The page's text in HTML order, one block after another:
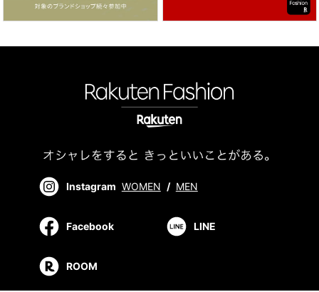
Instagram WOMEN / MEN
Facebook LINE
ROOM